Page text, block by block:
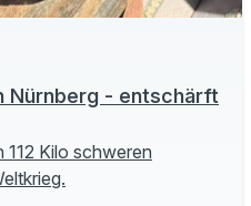
Nürnberg - entschärft
112 Kilo schweren